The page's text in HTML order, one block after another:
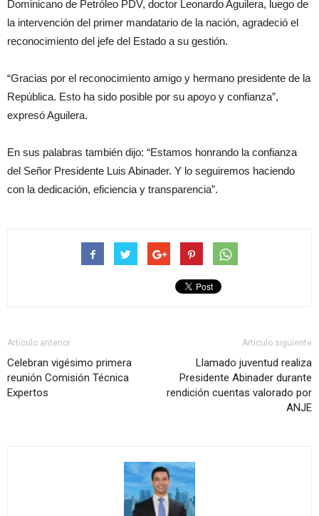
Dominicano de Petróleo PDV, doctor Leonardo Aguilera, luego de
la intervención del primer mandatario de la nación, agradeció el
reconocimiento del jefe del Estado a su gestión.
“Gracias por el reconocimiento amigo y hermano presidente de la
República. Esto ha sido posible por su apoyo y confianza”,
expresó Aguilera.
En sus palabras también dijo: “Estamos honrando la confianza
del Señor Presidente Luis Abinader. Y lo seguiremos haciendo
con la dedicación, eficiencia y transparencia”.
Artículo anterior
Celebran vigésimo primera
reunión Comisión Técnica
Expertos
Artículo siguiente
Llamado juventud realiza
Presidente Abinader durante
rendición cuentas valorado por
ANJE